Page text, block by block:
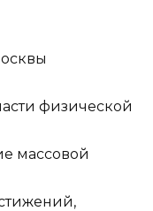
физической
массовой